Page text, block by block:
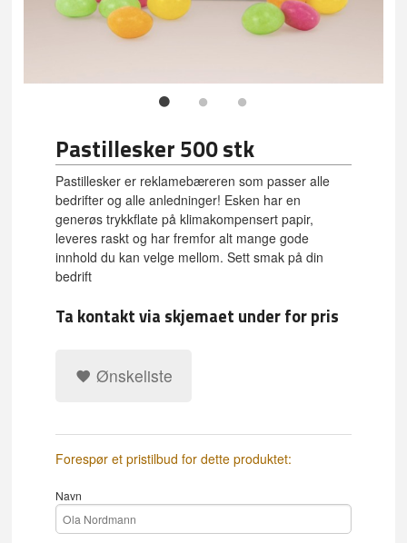
Pastillesker 500 stk
Pastillesker er reklamebæreren som passer alle
bedrifter og alle anledninger! Esken har en
generøs trykkflate på klimakompensert papir,
leveres raskt og har fremfor alt mange gode
innhold du kan velge mellom. Sett smak på din
bedrift
Ta kontakt via skjemaet under for pris
Ønskeliste
Forespør et pristilbud for dette produktet:
Navn